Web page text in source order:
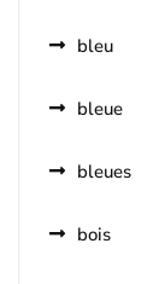
bleu
bleue
bleues
bois